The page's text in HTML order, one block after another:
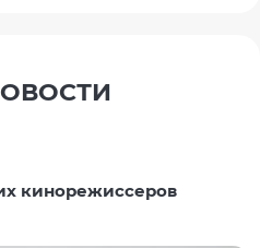
кинорежиссеров